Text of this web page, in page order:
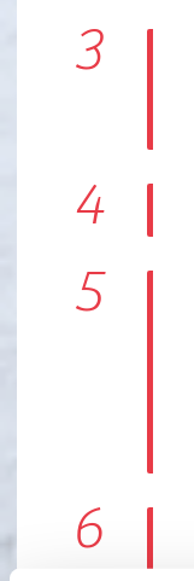
3
4
5
6